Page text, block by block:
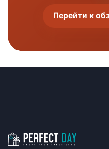
Перейти к